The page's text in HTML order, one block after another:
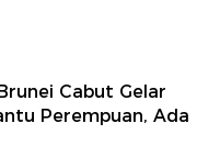
Cabut Gelar
Perempuan, Ada